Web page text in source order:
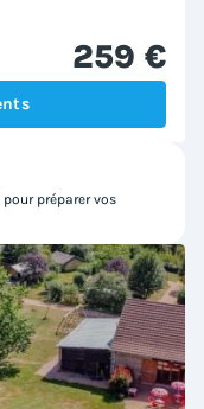
259 €
préparer vos